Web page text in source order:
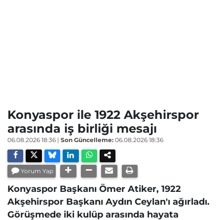
Konyaspor ile 1922 Akşehirspor
arasında iş birliği mesajı
06.08.2026 18:36 | Son Güncelleme: 06.08.2026 18:36
Yorum Yap
Konyaspor Başkanı Ömer Atiker, 1922
Akşehirspor Başkanı Aydın Ceylan'ı ağırladı.
Görüşmede iki kulüp arasında hayata